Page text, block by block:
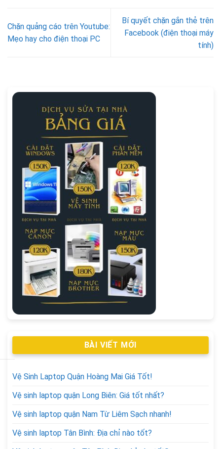
Chặn quảng cáo trên Youtube:
Mẹo hay cho điện thoại PC
Bí quyết chặn gắn thẻ trên
Facebook (điện thoại máy
tính)
BÀI VIẾT MỚI
Vệ Sinh Laptop Quận Hoàng Mai Giá Tốt!
Vệ sinh laptop quận Long Biên: Giá tốt nhất?
Vệ sinh laptop quận Nam Từ Liêm Sạch nhanh!
Vệ sinh laptop Tân Bình: Địa chỉ nào tốt?